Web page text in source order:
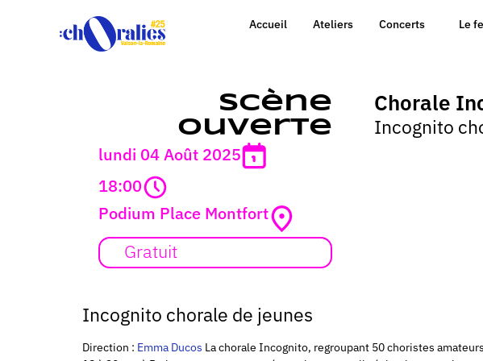
Accueil Ateliers Concerts Le
Scène
ouverte
lundi 04 Août 2025
18:00
Podium Place Montfort
Gratuit
Chorale
Incognito
Incognito chorale de jeunes
Direction : Emma Ducos La chorale Incognito, regroupant 50 choristes